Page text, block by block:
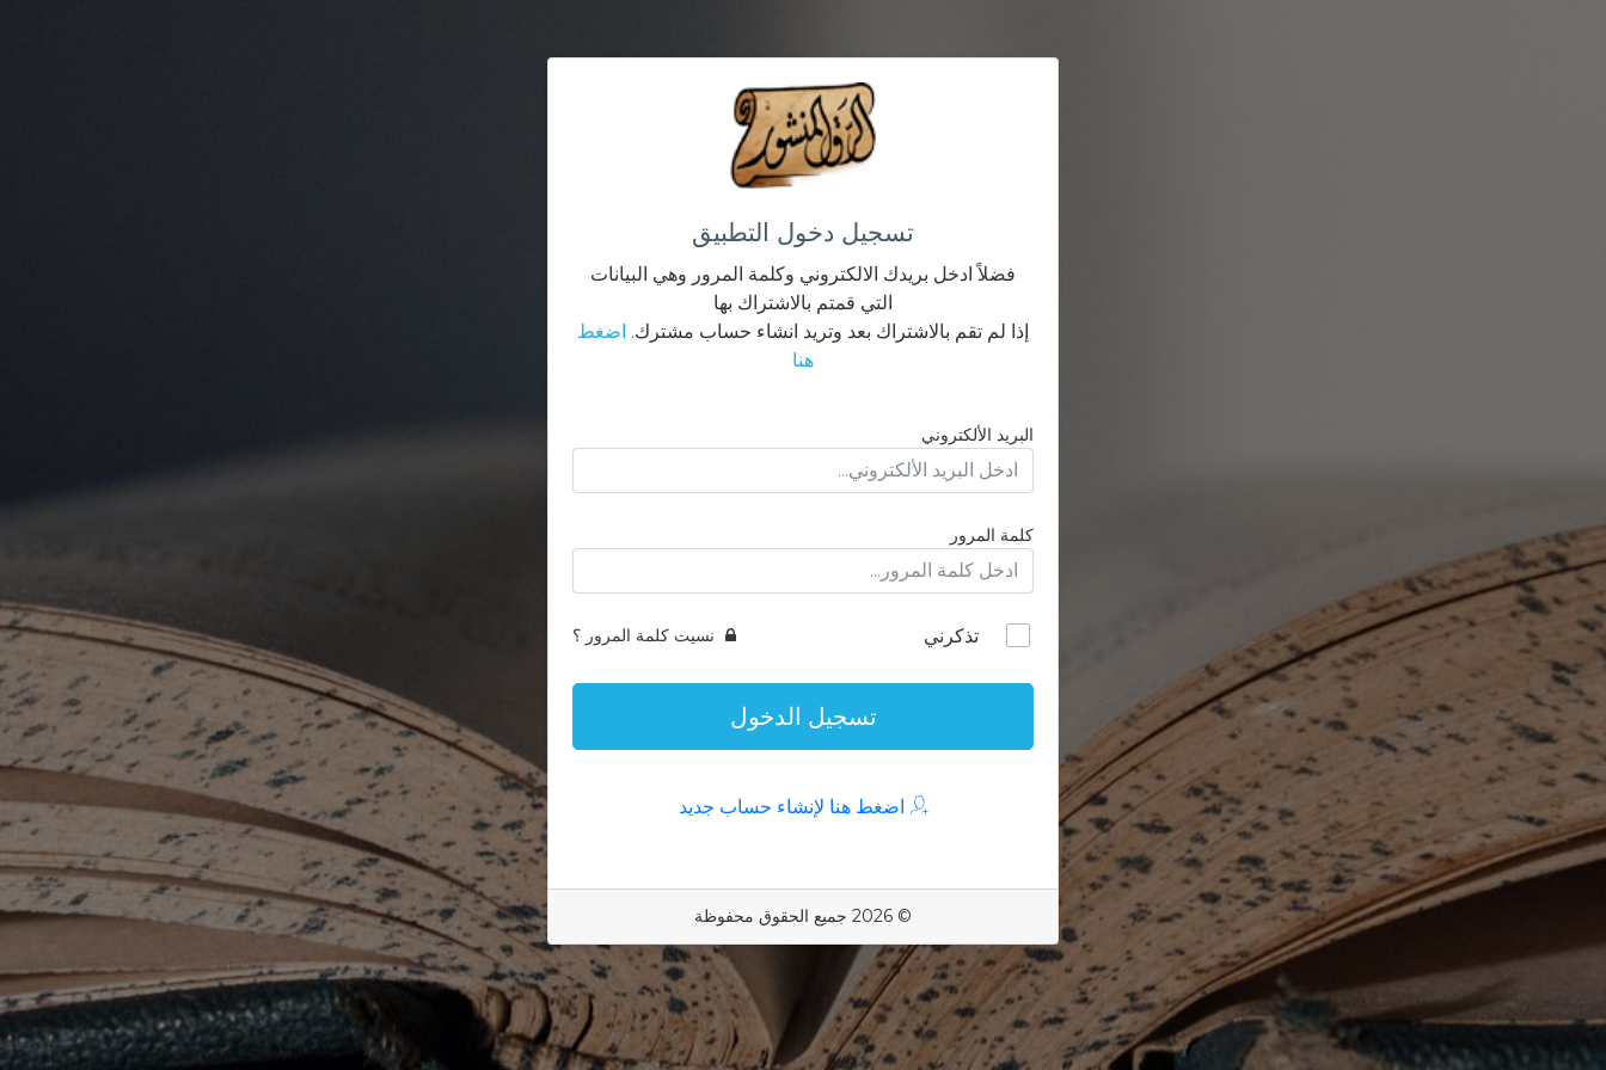
تسجيل دخول التطبيق
فضلاً ادخل بريدك الالكتروني وكلمة المرور وهي البيانات
التي قمتم بالاشتراك بها
إذا لم تقم بالاشتراك بعد وتريد انشاء حساب مشترك. اضغط
هنا
البريد الألكتروني
كلمة المرور
تذكرني نسيت كلمة المرور ؟
تسجيل الدخول
اضغط هنا لإنشاء حساب جديد
© 2026 جميع الحقوق محفوظة